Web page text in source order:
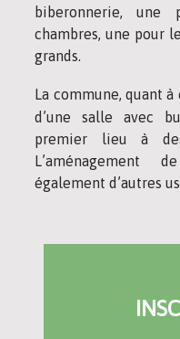
biberonnerie,
chambres, une pour
grands.
La commune, quant
d’une salle avec
premier lieu à
également d’autres